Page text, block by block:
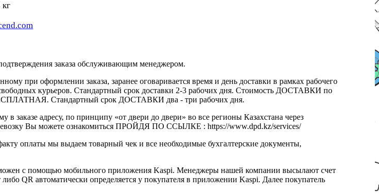
заказа обслуживающим менеджером.
при оформлении заказа, заранее оговаривается время и день доставки в рамках рабочего
курьеров. Стандартный срок доставки 2-3 рабочих дня. Стоимость ДОСТАВКИ по
БЕСПЛАТНАЯ. Стандартный срок ДОСТАВКИ два - три рабочих дня.
в заказе адресу, по принципу «от двери до двери» во все регионы Казахстана через
Вы можете ознакомиться ПРОЙДЯ ПО ССЫЛКЕ : https://www.dpd.kz/services/
оплаты мы выдаем товарный чек и все необходимые бухгалтерские документы,
с помощью мобильного приложения Kaspi. Менеджеры нашей компании высылают счет
QR автоматически определяется у покупателя в приложении Kaspi. Далее покупатель